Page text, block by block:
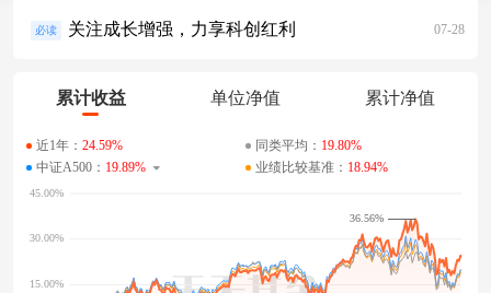
必读 关注成长增强，力享科创红利 07-28
累计收益 单位净值 累计净值
近1年： 24.59% 同类平均： 19.80%
中证A500： 19.89% 业绩比较基准： 18.94%
36.56%